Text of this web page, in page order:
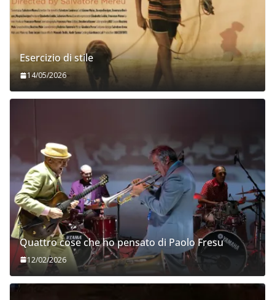
Esercizio di stile
14/05/2026
Quattro cose che ho pensato di Paolo Fresu
12/02/2026